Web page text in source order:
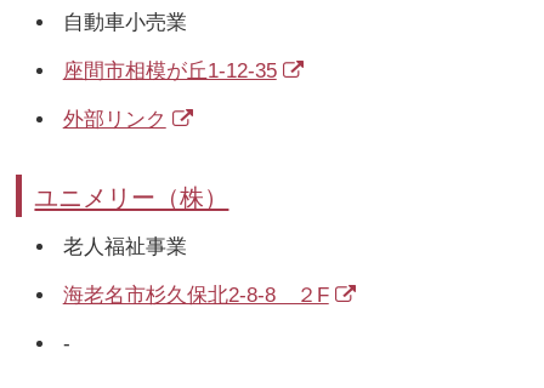
自動車小売業
座間市相模が丘1-12-35
外部リンク
ユニメリー（株）
老人福祉事業
海老名市杉久保北2-8-8 ２F
-